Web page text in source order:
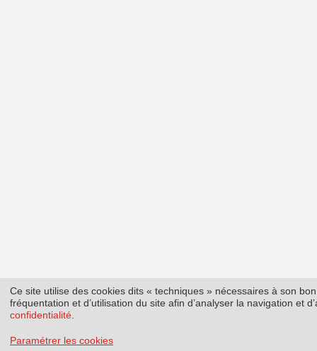
Ce site utilise des cookies dits « techniques » nécessaires à son
fréquentation et d’utilisation du site afin d’analyser la navigation et
confidentialité
Paramétrer les cookies